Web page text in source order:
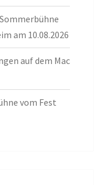
am 10.08.2026
auf dem Mac
vom Fest